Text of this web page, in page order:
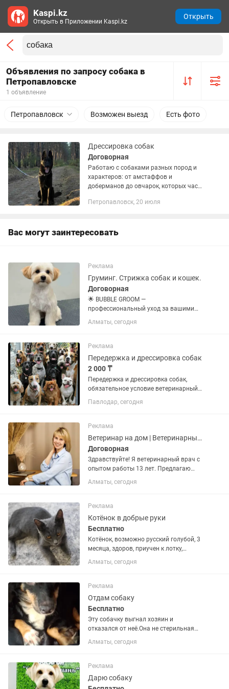
Объявления по запросу собака в
Петропавловске
1 объявление
Петропавловск Возможен выезд Есть фото
Дрессировка собак
Договорная
Работаю с собаками разных пород и
характеров: от амстаффов и
доберманов до овчарок, которых часто
рождения». На самом деле любая
Петропавловск, 20 июля
Вас могут заинтересовать
Реклама
Груминг. Стрижка собак и кошек.
Договорная
🌟 BUBBLE GROOM —
профессиональный уход за вашими
хвостиками! 🐾 Ищете, где подарить
вашему питомцу королевскую заботу и
GROOM приглашает собак и кошек на
комплексные...
Алматы, сегодня
Реклама
Передержка и дрессировка собак
2 000 ₸
Передержка и дрессировка собак,
обязательное условие ветеринарный
паспорт с проставленными вакцинами.
Дрессировка с 0, общий курс
уметь каждая собака. Передержка...
Павлодар, сегодня
Реклама
Ветеринар на дом | Ветеринарный врач на дом выезд | Кастрация / стерил
Договорная
Здравствуйте! Я ветеринарный врач с
опытом работы 13 лет. Предлагаю
услуги кастрации и стерилизации
кошек и собак с выездом на дом. А так
услуги (обработка ран,...
Алматы, сегодня
Реклама
Котёнок в добрые руки
Бесплатно
Котёнок, возможно русский голубой, 3
месяца, здоров, приучен к лотку,
обработан от блох и паразитов. Был
найден в месте, где очень много собак
Алматы, сегодня
Реклама
Отдам собаку
Бесплатно
Эту собачку выгнал хозяин и
отказался от неё.Она не стерильная
уже 1 щенков на,улице мы раздали.на
сегодня у нее сложная ситуация она
ее больше держать а к...
Алматы, сегодня
Реклама
Дарю собаку
Kaspi.kz
Открыть в Приложении Kaspi.kz
Открыть